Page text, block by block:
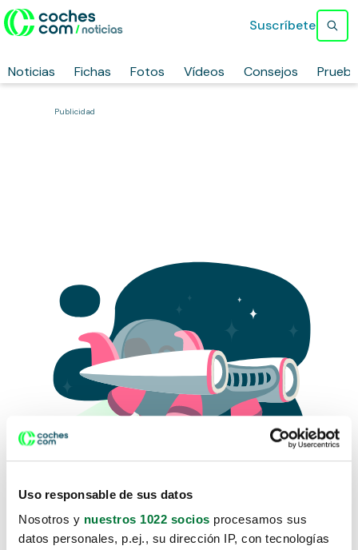
Uso responsable de sus datos
Nosotros y nuestros 1022 socios procesamos sus
datos personales, p.ej., su dirección IP, con tecnologías
Noticias Fichas Fotos Vídeos Consejos
Suscríbete
Publicidad